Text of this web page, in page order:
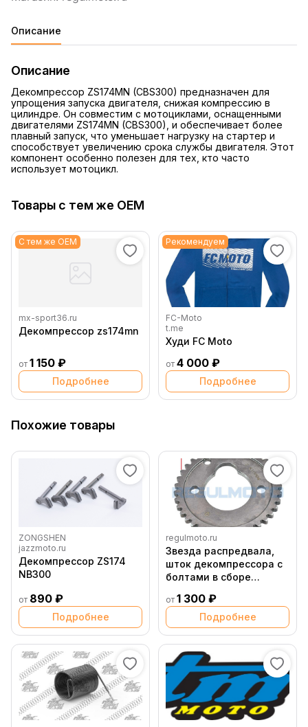
Описание
Описание
Декомпрессор ZS174MN (CBS300) предназначен для
упрощения запуска двигателя, снижая компрессию в
цилиндре. Он совместим с мотоциклами, оснащенными
двигателями ZS174MN (CBS300), и обеспечивает более
плавный запуск, что уменьшает нагрузку на стартер и
способствует увеличению срока службы двигателя. Этот
компонент особенно полезен для тех, кто часто
использует мотоцикл.
Товары с тем же OEM
С тем же OEM
mx-sport36.ru
Декомпрессор zs174mn
от 1 150 ₽
Подробнее
Рекомендуем
FC-Moto
t.me
Худи FC Moto
от 4 000 ₽
Подробнее
Похожие товары
ZONGSHEN
jazzmoto.ru
Декомпрессор ZS174
NB300
от 890 ₽
Подробнее
regulmoto.ru
Звезда распредвала,
шток декомпрессора с
болтами в сборе
от 1 300 ₽
Подробнее